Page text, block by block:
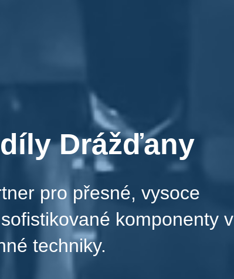
Drážďany
pro přesné, vysoce
komponenty v
techniky.